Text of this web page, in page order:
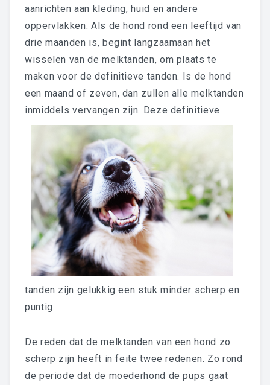
aanrichten aan kleding, huid en andere
oppervlakken. Als de hond rond een leeftijd van
drie maanden is, begint langzaamaan het
wisselen van de melktanden, om plaats te
maken voor de definitieve tanden. Is de hond
een maand of zeven, dan zullen alle melktanden
inmiddels vervangen zijn. Deze definitieve
tanden zijn gelukkig een stuk minder scherp en
puntig.
De reden dat de melktanden van een hond zo
scherp zijn heeft in feite twee redenen. Zo rond
de periode dat de moederhond de pups gaat